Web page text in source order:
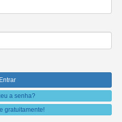
a senha?
gratuitamente!